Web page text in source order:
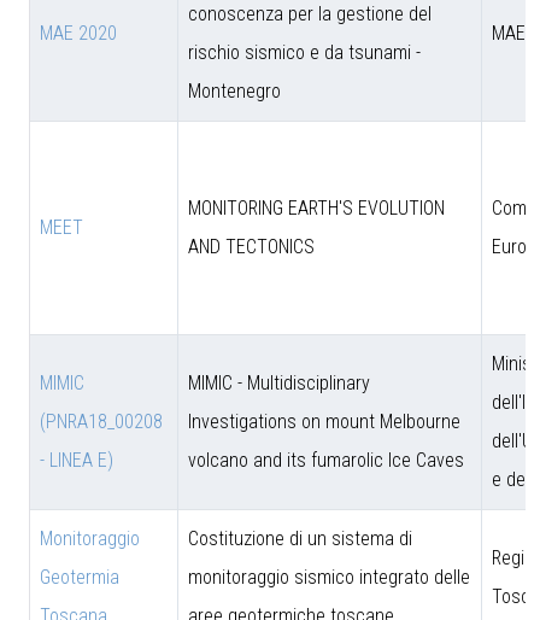
MAE 2020
conoscenza per la gestione del
rischio sismico e da tsunami -
Montenegro
MAE
MEET
MONITORING EARTH'S EVOLUTION
AND TECTONICS
MIMIC
(PNRA18_00208
- LINEA E)
MIMIC - Multidisciplinary
Investigations on mount Melbourne
volcano and its fumarolic Ice Caves
e
Monitoraggio
Geotermia
Toscana
Costituzione di un sistema di
monitoraggio sismico integrato delle
aree geotermiche toscane